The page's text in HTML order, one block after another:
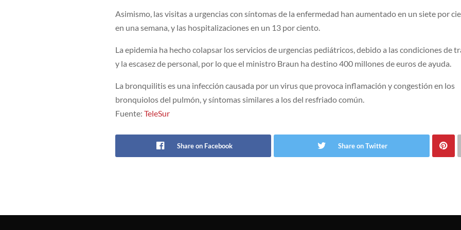
Asimismo, las visitas a urgencias con síntomas de la enfermedad han aumentado en un siete por
en una semana, y las hospitalizaciones en un 13 por ciento.
La epidemia ha hecho colapsar los servicios de urgencias pediátricos, debido a las condiciones de
y la escasez de personal, por lo que el ministro Braun ha destino 400 millones de euros de ayuda.
La bronquilitis es una infección causada por un virus que provoca inflamación y congestión en los
bronquiolos del pulmón, y síntomas similares a los del resfriado común.
Fuente:TeleSur
Share on Facebook Share on Twitter